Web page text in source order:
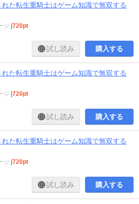
れた転生重騎士はゲーム知識で無双する
ジ |720pt
試し読み 購入する
れた転生重騎士はゲーム知識で無双する
ジ |720pt
試し読み 購入する
れた転生重騎士はゲーム知識で無双する
ジ |720pt
試し読み 購入する